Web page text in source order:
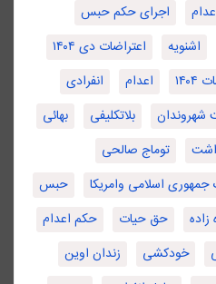
اجرای حکم حبس
اشنویه
اعتراضات دی ۱۴۰۴
اعدام
انفرادی
شهروندان بلاتکلیفی
بهائی
توماج صالحی
اسلامی وامریکا
حبس
حق حیات
حکم اعدام
خودکشی
زندان اوین